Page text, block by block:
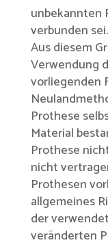
unbekannten
verbunden sei.
Aus diesem
Verwendung
vorliegenden
Prothese
Material
Prothese
nicht
Prothesen
allgemeines
der
veränderten